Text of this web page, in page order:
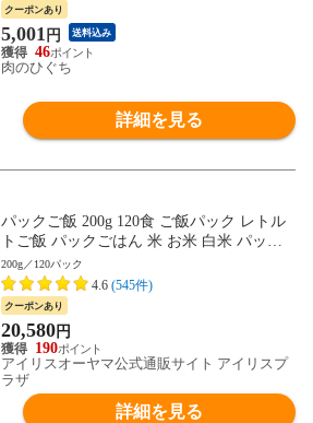
クーポンあり
5,001 円 送料込み
46
肉のひぐち
詳細を見る
パックご飯 200g 120食 ご飯パック レトル
トご飯 パックごはん 米 お米 白米 パック
米 一人暮らし 200g×120P アイリスオーヤ
マ 低温製法米 まとめ買い ストック 備蓄
保存食 非常食 [食品]
200g／120パック
4.6 (545件)
クーポンあり
20,580円
190
アイリスオーヤマ公式通販サイト アイリスプ
ラザ
詳細を見る